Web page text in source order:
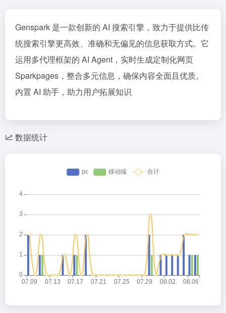
Genspark 是一款创新的 AI 搜索引擎，致力于提供比传
统搜索引擎更高效、准确和无偏见的信息获取方式。它
运用多代理框架的 AI Agent，实时生成定制化网页
Sparkpages，整合多元信息，确保内容全面且优质。
内置 AI 助手，助力用户拓展知识
数据统计